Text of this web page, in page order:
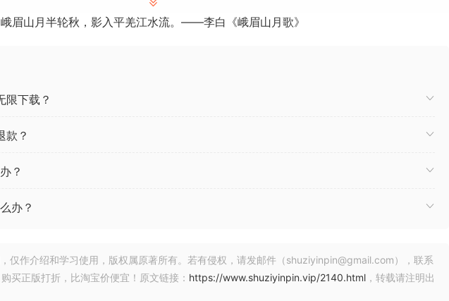
可用的构建和鼓循环相结合，您的整个休息就完成了 95%。
个人声 6 个版本）
180 BPM 变化录制
/鼓循环）
峨眉山月半轮秋，影入平羌江水流。——李白《峨眉山月歌》
限下载？
款？
？
办？
仅作介绍和学习使用，版权属原著所有。若有侵权，请发邮件（shuziyinpin@gmail.com），联系
买正版打折，比淘宝价便宜！原文链接： https://www.shuziyinpin.vip/2140.html ，转载请注明出